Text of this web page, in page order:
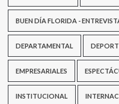
BUEN DÍA FLORIDA -
DEPARTAMENTAL
EMPRESARIALES
INSTITUCIONAL